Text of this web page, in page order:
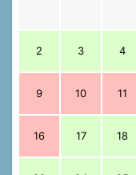
2 3 4
9 10 11
16 17 18